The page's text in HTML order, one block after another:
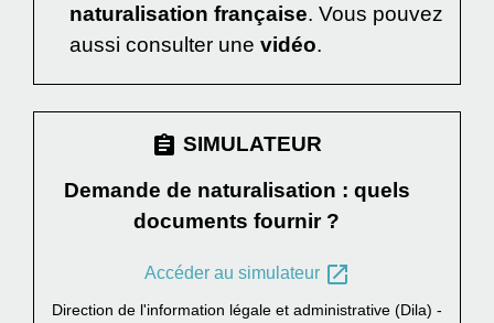
naturalisation française. Vous pouvez
aussi consulter une vidéo.
assignment SIMULATEUR
Demande de naturalisation : quels
documents fournir ?
Accéder au simulateur open_in_new
Direction de l'information légale et administrative (Dila) -